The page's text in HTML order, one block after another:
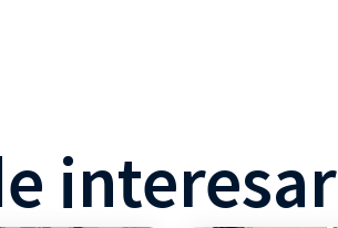
interesar